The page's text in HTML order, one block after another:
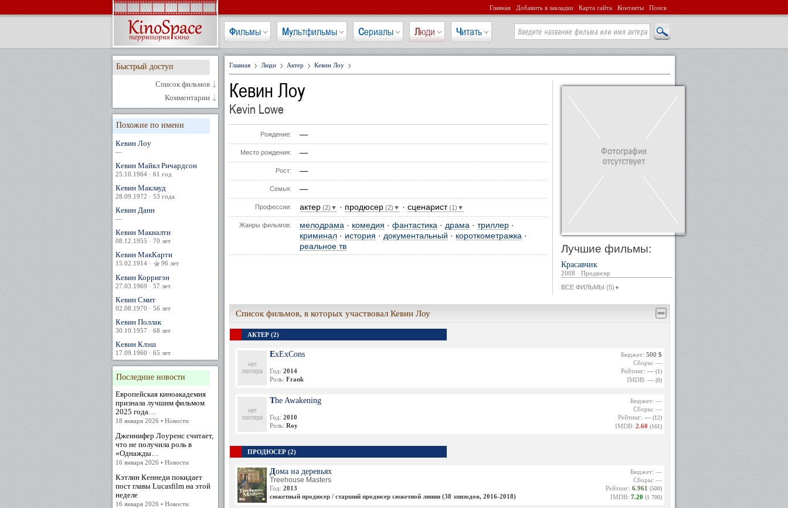
Главная Добавить в закладки Карта сайта Контакты Поиск
Фильмы Мультфильмы Сериалы Люди Читать
Быстрый доступ
Список фильмов
Комментарии
Похожие по имени
Кевин Лоу
—
Кевин Майкл Ричардсон
25.10.1964 · 61 год
Кевин Маклауд
28.09.1972 · 53 года
Кевин Данн
—
Кевин Макналти
08.12.1955 · 70 лет
Кевин МакКарти
15.02.1914 · 96 лет
Кевин Корригэн
27.03.1969 · 57 лет
Кевин Смит
02.08.1970 · 56 лет
Кевин Поллак
30.10.1957 · 68 лет
Кевин Клэш
17.09.1960 · 65 лет
Последние новости
Европейская киноакадемия
признала лучшим фильмом
2025 года…
18 января 2026 • Новости
Дженнифер Лоуренс считает,
что не получила роль в
«Однажды…
16 января 2026 • Новости
Кэтлин Кеннеди покидает
пост главы Lucasfilm на этой
неделе
16 января 2026 • Новости
Главная Люди Актер Кевин Лоу
Кевин Лоу
Kevin Lowe
Рождение: —
Место рождения: —
Рост: —
Семья: —
Профессии: актер (2)▼ · продюсер (2)▼ · сценарист(1)▼
Жанры фильмов: мелодрама · комедия · фантастика · драма · триллер ·
криминал · история · документальный · короткометражка ·
реальное тв
Лучшие фильмы:
Красавчик
2008 · Продюсер
ВСЕ ФИЛЬМЫ (5) ▼
Список фильмов, в которых участвовал Кевин Лоу
АКТЕР (2)
ExExCons
Год: 2014
Роль: Frank
Бюджет: 500 $
Сборы: —
Рейтинг: — (1)
IMDB: — (0)
The Awakening
Год: 2010
Роль: Roy
Бюджет: —
Сборы: —
Рейтинг: — (12)
IMDB: 2.60 (161)
ПРОДЮСЕР (2)
Дома на деревьях
Treehouse Masters
Год: 2013
сюжетный продюсер / старший продюсер сюжетной линии (38 эпизодов, 2016-2018)
Бюджет: —
Сборы: —
Рейтинг: 6.961 (500)
IMDB: 7.20 (1 700)